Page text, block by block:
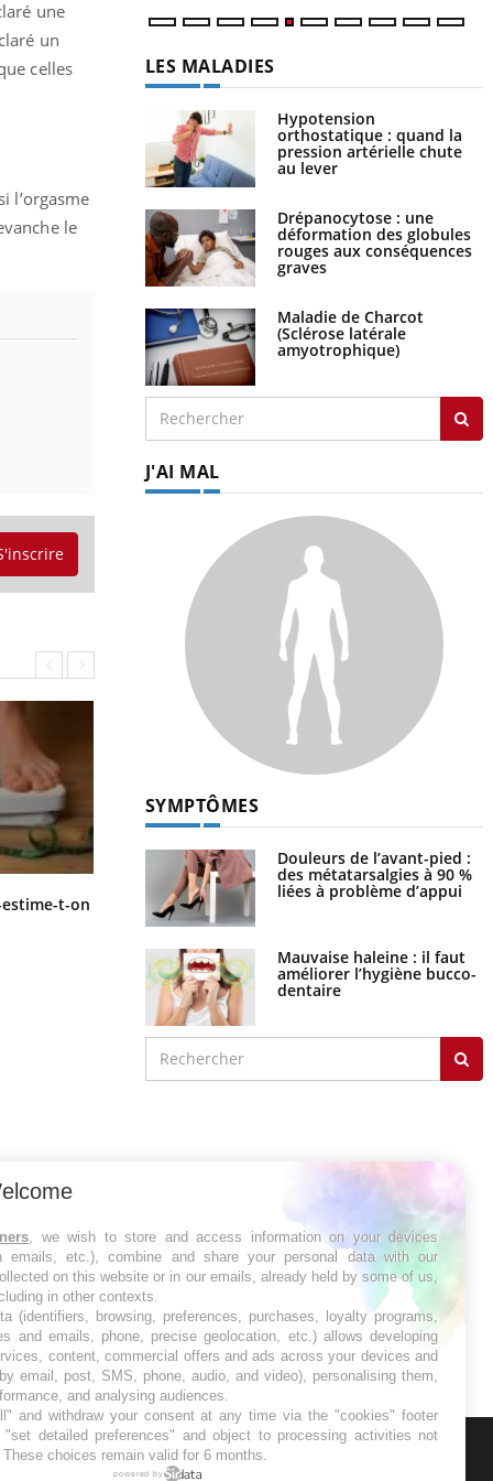
une
un
celles
l’orgasme
le
estime-t-on Régimes cétogènes : un risque de
cancer de l’intestin grêle
LES MALADIES
Hypotension
orthostatique : quand la
pression artérielle chute
au lever
Drépanocytose : une
déformation des globules
rouges aux conséquences
graves
Maladie de Charcot
(Sclérose latérale
amyotrophique)
J'AI MAL
SYMPTÔMES
Douleurs de l’avant-pied :
des métatarsalgies à 90 %
liées à problème d’appui
Mauvaise haleine : il faut
améliorer l’hygiène bucco-
dentaire
, we wish to store and access information on your devices
emails, etc.), combine and share your personal data with our
on this website or in our emails, already held by some of us,
in other contexts.
(identifiers, browsing, preferences, purchases, loyalty programs,
and emails, phone, precise geolocation, etc.) allows developing
content, commercial offers and ads across your devices and
email, post, SMS, phone, audio, and video), personalising them,
and analysing audiences.
and withdraw your consent at any time via the "cookies" footer
detailed preferences" and object to processing activities not
choices remain valid for 6 months.
powered by